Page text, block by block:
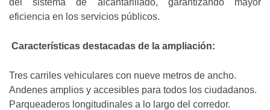
eficiencia en los servicios públicos.
Características destacadas de la ampliación:
Tres carriles vehiculares con nueve metros de ancho.
Andenes amplios y accesibles para todos los ciudadanos.
Parqueaderos longitudinales a lo largo del corredor.